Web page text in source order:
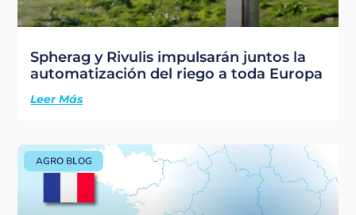
Spherag y Rivulis impulsarán juntos la
automatización del riego a toda Europa
Leer Más
AGRO BLOG